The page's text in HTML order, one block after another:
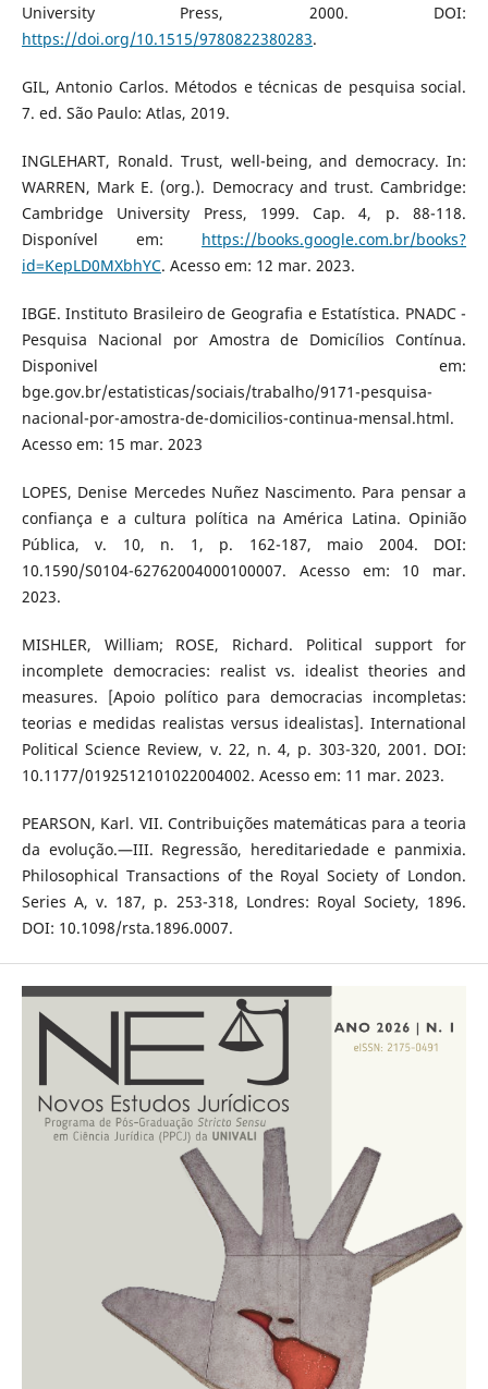
University Press, 2000. DOI:
https://doi.org/10.1515/9780822380283.
GIL, Antonio Carlos. Métodos e técnicas de pesquisa social.
7. ed. São Paulo: Atlas, 2019.
INGLEHART, Ronald. Trust, well-being, and democracy. In:
WARREN, Mark E. (org.). Democracy and trust. Cambridge:
Cambridge University Press, 1999. Cap. 4, p. 88-118.
Disponível em: https://books.google.com.br/books?
id=KepLD0MXbhYC. Acesso em: 12 mar. 2023.
IBGE. Instituto Brasileiro de Geografia e Estatística. PNADC -
Pesquisa Nacional por Amostra de Domicílios Contínua.
Disponivel em:
bge.gov.br/estatisticas/sociais/trabalho/9171-pesquisa-
nacional-por-amostra-de-domicilios-continua-mensal.html.
Acesso em: 15 mar. 2023
LOPES, Denise Mercedes Nuñez Nascimento. Para pensar a
confiança e a cultura política na América Latina. Opinião
Pública, v. 10, n. 1, p. 162-187, maio 2004. DOI:
10.1590/S0104-62762004000100007. Acesso em: 10 mar.
2023.
MISHLER, William; ROSE, Richard. Political support for
incomplete democracies: realist vs. idealist theories and
measures. [Apoio político para democracias incompletas:
teorias e medidas realistas versus idealistas]. International
Political Science Review, v. 22, n. 4, p. 303-320, 2001. DOI:
10.1177/0192512101022004002. Acesso em: 11 mar. 2023.
PEARSON, Karl. VII. Contribuições matemáticas para a teoria
da evolução.—III. Regressão, hereditariedade e panmixia.
Philosophical Transactions of the Royal Society of London.
Series A, v. 187, p. 253-318, Londres: Royal Society, 1896.
DOI: 10.1098/rsta.1896.0007.